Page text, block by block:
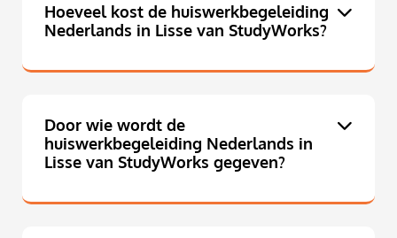
Hoeveel kost de huiswerkbegeleiding
Nederlands in Lisse van StudyWorks?
Door wie wordt de
huiswerkbegeleiding Nederlands in
Lisse van StudyWorks gegeven?